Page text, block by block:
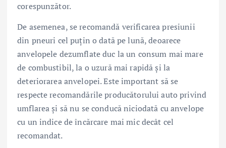
corespunzător.
De asemenea, se recomandă verificarea presiunii
din pneuri cel puțin o dată pe lună, deoarece
anvelopele dezumflate duc la un consum mai mare
de combustibil, la o uzură mai rapidă și la
deteriorarea anvelopei. Este important să se
respecte recomandările producătorului auto privind
umflarea și să nu se conducă niciodată cu anvelope
cu un indice de încărcare mai mic decât cel
recomandat.